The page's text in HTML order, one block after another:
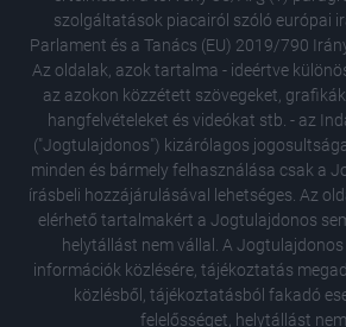
szolgáltatások piacairól szóló európai
Parlament és a Tanács (EU) 2019/790
Az oldalak, azok tartalma - ideértve
az azokon közzétett szövegeket,
hangfelvételeket és videókat stb. - az
("Jogtulajdonos") kizárólagos
minden és bármely felhasználása csak a
írásbeli hozzájárulásával lehetséges. Az
elérhető tartalmakért a Jogtulajdonos
helytállást nem vállal. A
információk közlésére, tájékoztatás
közlésből, tájékoztatásból fakadó
felelősséget, helytállást nem